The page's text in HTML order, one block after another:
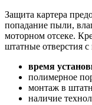
Защита картера
попадание пыли,
моторном отсеке.
штатные отверстия с
время
полимерное
монтаж в
наличие